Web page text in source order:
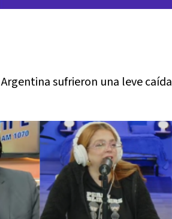
sufrieron una leve caída